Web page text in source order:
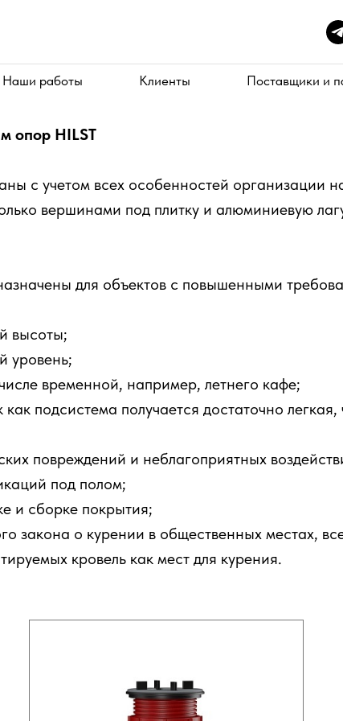
Наши работы Клиенты Поставщики и
опор HILST
с учетом всех особенностей организации
вершинами под плитку и алюминиевую
для объектов с повышенными
высоты;
уровень;
временной, например, летнего кафе;
подсистема получается достаточно
повреждений и неблагоприятных
под полом;
и сборке покрытия;
закона о курении в общественных местах,
кровель как мест для курения.